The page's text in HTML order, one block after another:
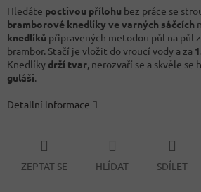
Hledáte poctivou přílohu bez práce se
bramborové knedlíky ve varných sáčcích
knedlíků připravených metodou půl na půl
brambor. Stačí je vložit do vroucí vody a za
Knedlíky drží tvar, nerozvaří se a skvěle se
guláši.
Detailní informace
ZEPTAT SE HLÍDAT SDÍLET